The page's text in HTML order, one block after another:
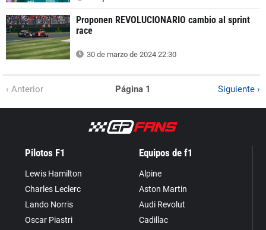
Proponen REVOLUCIONARIO cambio al sprint
race
30 de marzo de 2024 22:30
‹ Anterior Página 1 Siguiente ›
Pilotos F1
Lewis Hamilton
Charles Leclerc
Lando Norris
Oscar Piastri
Equipos de f1
Alpine
Aston Martin
Audi Revolut
Cadillac